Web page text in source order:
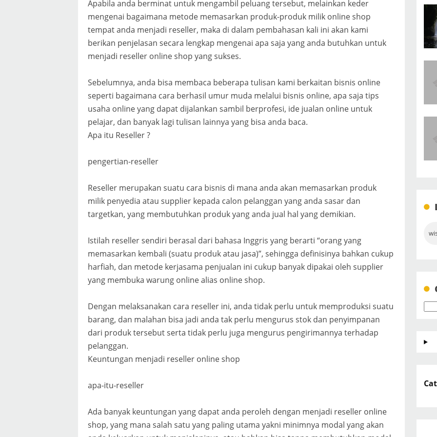
Apabila anda berminat untuk mengambil peluang tersebut, melainkan keder
mengenai bagaimana metode memasarkan produk-produk milik online shop
tempat anda menjadi reseller, maka di dalam pembahasan kali ini akan kami
berikan penjelasan secara lengkap mengenai apa saja yang anda butuhkan untuk
menjadi reseller online shop yang sukses.
Sebelumnya, anda bisa membaca beberapa tulisan kami berkaitan bisnis online
seperti bagaimana cara berhasil umur muda melalui bisnis online, apa saja tips
usaha online yang dapat dijalankan sambil berprofesi, ide jualan online untuk
pelajar, dan banyak lagi tulisan lainnya yang bisa anda baca.
Apa itu Reseller ?
pengertian-reseller
Reseller merupakan suatu cara bisnis di mana anda akan memasarkan produk
milik penyedia atau supplier kepada calon pelanggan yang anda sasar dan
targetkan, yang membutuhkan produk yang anda jual hal yang demikian.
Istilah reseller sendiri berasal dari bahasa Inggris yang berarti “orang yang
memasarkan kembali (suatu produk atau jasa)”, sehingga definisinya bahkan cukup
harfiah, dan metode kerjasama penjualan ini cukup banyak dipakai oleh supplier
yang membuka warung online alias online shop.
Dengan melaksanakan cara reseller ini, anda tidak perlu untuk memproduksi suatu
barang, dan malahan bisa jadi anda tak perlu mengurus stok dan penyimpanan
dari produk tersebut serta tidak perlu juga mengurus pengirimannya terhadap
pelanggan.
Keuntungan menjadi reseller online shop
apa-itu-reseller
Ada banyak keuntungan yang dapat anda peroleh dengan menjadi reseller online
shop, yang mana salah satu yang paling utama yakni minimnya modal yang akan